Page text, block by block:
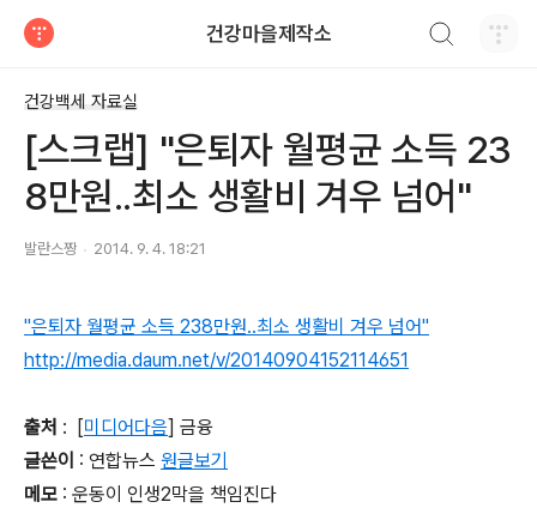
건강마을제작소
건강백세 자료실
[스크랩] "은퇴자 월평균 소득 23
8만원..최소 생활비 겨우 넘어"
발란스짱 2014. 9. 4. 18:21
"은퇴자 월평균 소득 238만원..최소 생활비 겨우 넘어"
http://media.daum.net/v/20140904152114651
출처 : [미디어다음] 금융
글쓴이 : 연합뉴스 원글보기
메모 : 운동이 인생2막을 책임진다